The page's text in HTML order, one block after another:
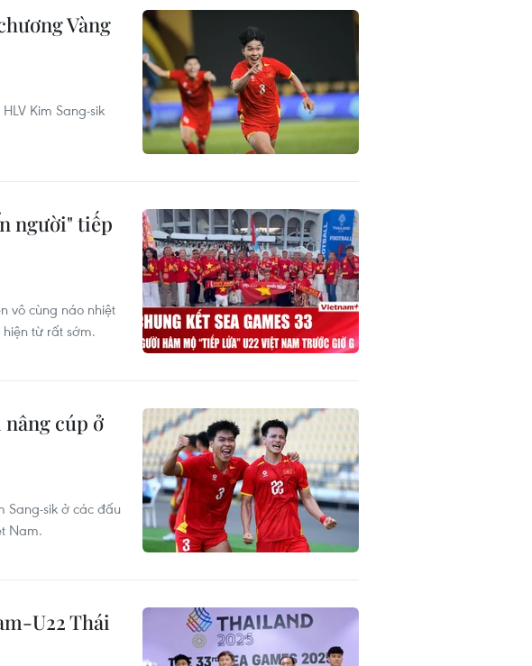
Vàng
Kim Sang-sik
người" tiếp
vô cùng náo nhiệt
từ rất sớm.
nâng cúp ở
Sang-sik ở các đấu
Nam.
U22 Thái